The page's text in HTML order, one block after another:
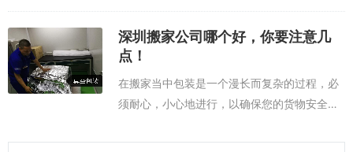
富力锦晴轩 海城花园 宏康花园 辉洋苑蔚蓝...
深圳搬家公司哪个好，你要注意几
点！
在搬家当中包装是一个漫长而复杂的过程，必
须耐心，小心地进行，以确保您的货物安全，
出时，与您的家具进行对接会占用大量位置。